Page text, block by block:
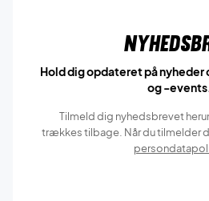
Hold dig opdateret på
og -
Tilmeld dig nyhedsbrevet
trækkes tilbage. Når du tilmelder